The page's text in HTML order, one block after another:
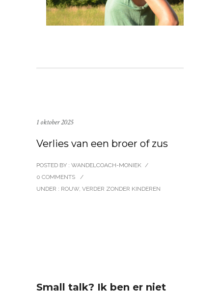
1 oktober 2025
Verlies van een broer of zus
POSTED BY : WANDELCOACH-MONIEK /
0 COMMENTS
/
UNDER : ROUW, VERDER ZONDER KINDEREN
Small talk? Ik ben er niet